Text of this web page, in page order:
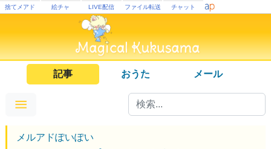
捨てメアド 絵チャ LIVE配信 ファイル転送 チャット
記事 おうた メール
メルアドぽいぽい